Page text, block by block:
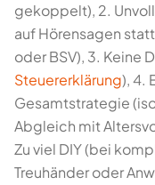
gekoppelt), 2.
auf Hörensagen
oder BSV), 3. Keine
Steuererklärung), 4.
Gesamtstrategie
Abgleich mit
Zu viel DIY (bei
Treuhänder oder